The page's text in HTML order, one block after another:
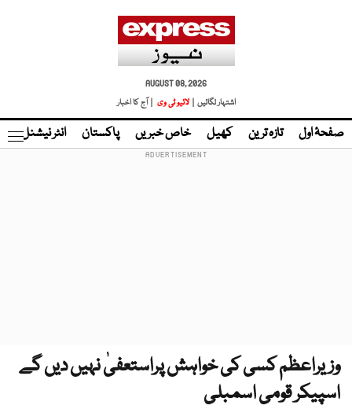
AUGUST 08, 2026
اشتہار لگائیں |
لائیو ٹی وی | آج کا اخبار
صفحۂ اول تازہ ترین کھیل خاص خبریں پاکستان انٹر نیشنل
وزیراعظم کسی کی خواہش پراستعفیٰ نہیں دیں گے
اسپیکر قومی اسمبلی